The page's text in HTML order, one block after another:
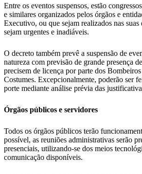
Entre os eventos suspensos, estão
e similares organizados pelos órgãos e
Executivo, ou que sejam realizados nas suas
sejam urgentes e inadiáveis.
O decreto também prevê a suspensão de
natureza com previsão de grande presença
precisem de licença por parte dos
Costumes. Excepcionalmente, poderão ser
porte mediante análise prévia das
Órgãos públicos e servidores
Todos os órgãos públicos terão
possível, as reuniões administrativas serão
presenciais, utilizando-se dos meios
comunicação disponíveis.